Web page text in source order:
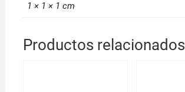
1 × 1 × 1 cm
Productos relacionados